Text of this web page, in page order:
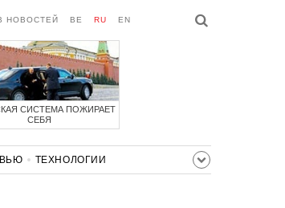
НОВОСТЕЙ BE RU EN
СИСТЕМА ПОЖИРАЕТ
СЕБЯ
ТЕХНОЛОГИИ